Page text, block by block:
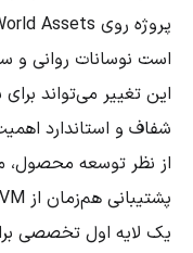
است نوسانات روانی و
این تغییر می‌تواند
شفاف و استاندارد